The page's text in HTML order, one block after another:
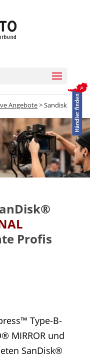
Angebote>Sandisk
Profis
Type-B-
MIRROR und
SanDisk®